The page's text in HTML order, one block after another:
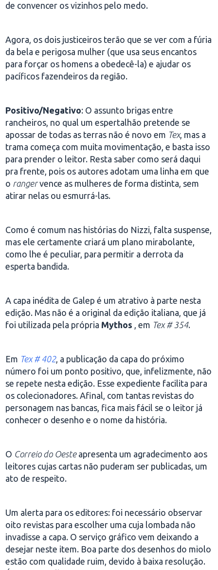
de convencer os vizinhos pelo medo.
Agora, os dois justiceiros terão que se ver com a fúria
da bela e perigosa mulher (que usa seus encantos
para forçar os homens a obedecê-la) e ajudar os
pacíficos fazendeiros da região.
Positivo/Negativo: O assunto brigas entre
rancheiros, no qual um espertalhão pretende se
apossar de todas as terras não é novo em Tex, mas a
trama começa com muita movimentação, e basta isso
para prender o leitor. Resta saber como será daqui
pra frente, pois os autores adotam uma linha em que
o rangervence as mulheres de forma distinta, sem
atirar nelas ou esmurrá-las.
Como é comum nas histórias do Nizzi, falta suspense,
mas ele certamente criará um plano mirabolante,
como lhe é peculiar, para permitir a derrota da
esperta bandida.
A capa inédita de Galep é um atrativo à parte nesta
edição. Mas não é a original da edição italiana, que já
foi utilizada pela própria Mythos , em Tex # 354.
Em Tex # 402, a publicação da capa do próximo
número foi um ponto positivo, que, infelizmente, não
se repete nesta edição. Esse expediente facilita para
os colecionadores. Afinal, com tantas revistas do
personagem nas bancas, fica mais fácil se o leitor já
conhecer o desenho e o nome da história.
O Correio do Oesteapresenta um agradecimento aos
leitores cujas cartas não puderam ser publicadas, um
ato de respeito.
Um alerta para os editores: foi necessário observar
oito revistas para escolher uma cuja lombada não
invadisse a capa. O serviço gráfico vem deixando a
desejar neste item. Boa parte dos desenhos do miolo
estão com qualidade ruim, devido à baixa resolução.